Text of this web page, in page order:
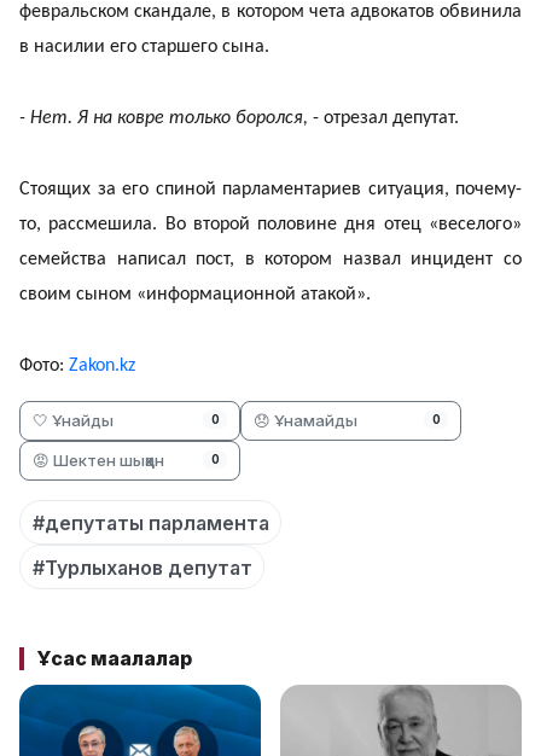
февральском скандале, в котором чета адвокатов обвинила
в насилии его старшего сына.
- Нет. Я на ковре только боролся, - отрезал депутат.
Стоящих за его спиной парламентариев ситуация, почему-
то, рассмешила. Во второй половине дня отец «веселого»
семейства написал пост, в котором назвал инцидент со
своим сыном «информационной атакой».
Фото: Zakon.kz
🤍 Ұнайды 0 😞 Ұнамайды 0
😡 Шектен шыққан 0
#депутаты парламента
#Турлыханов депутат
Ұқсас мақалалар